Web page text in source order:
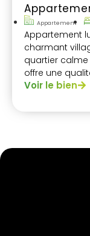
Appartement
Appartement
charmant
quartier
offre une
immédiate
Voir le bien